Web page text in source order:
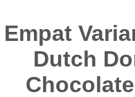
Empat
Dutch